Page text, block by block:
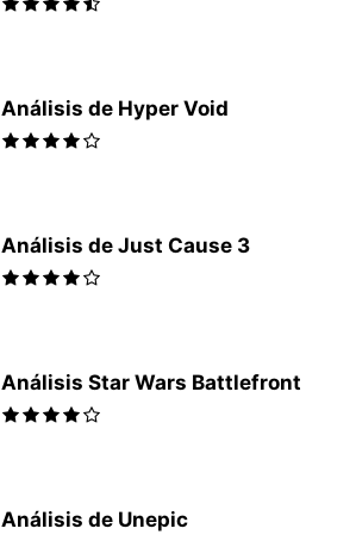
Análisis de Hyper Void
Análisis de Just Cause 3
Análisis Star Wars Battlefront
Análisis de Unepic